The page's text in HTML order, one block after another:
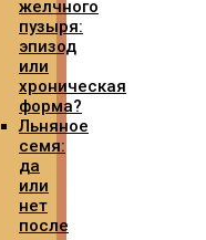
желчного
пузыря:
эпизод
или
хроническая
форма?
Льняное
семя:
да
или
нет
после